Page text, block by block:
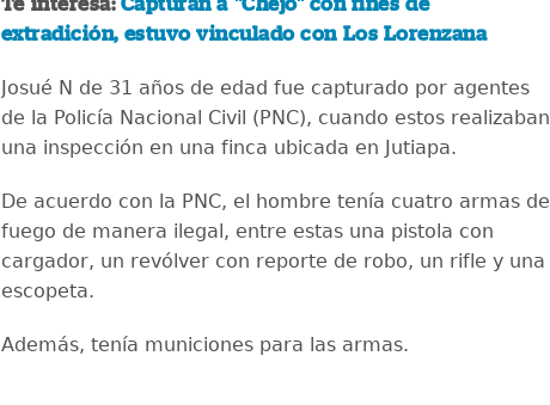
Te interesa: Capturan a "Chejo" con fines de
extradición, estuvo vinculado con Los Lorenzana
Josué N de 31 años de edad fue capturado por agentes
de la Policía Nacional Civil (PNC), cuando estos realizaban
una inspección en una finca ubicada en Jutiapa.
De acuerdo con la PNC, el hombre tenía cuatro armas de
fuego de manera ilegal, entre estas una pistola con
cargador, un revólver con reporte de robo, un rifle y una
escopeta.
Además, tenía municiones para las armas.